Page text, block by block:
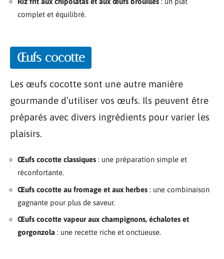
complet et équilibré.
Œufs cocotte
Les œufs cocotte sont une autre manière
gourmande d’utiliser vos œufs. Ils peuvent être
préparés avec divers ingrédients pour varier les
plaisirs.
Œufs cocotte classiques : une préparation simple et
réconfortante.
Œufs cocotte au fromage et aux herbes : une combinaison
gagnante pour plus de saveur.
Œufs cocotte vapeur aux champignons, échalotes et
gorgonzola : une recette riche et onctueuse.